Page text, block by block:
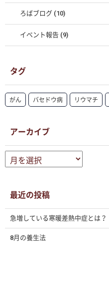
ろばブログ (10)
イベント報告 (9)
タグ
がん バセドウ病 リウマチ
アーカイブ
ー
ブ
最近の投稿
急増している寒暖差熱中症とは？
8月の養生法